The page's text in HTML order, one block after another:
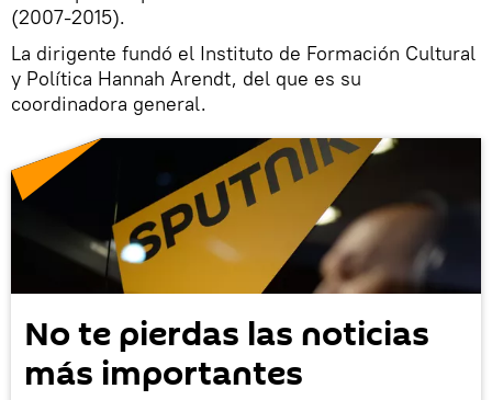
(2007-2015).
La dirigente fundó el Instituto de Formación Cultural
y Política Hannah Arendt, del que es su
coordinadora general.
No te pierdas las noticias
más importantes